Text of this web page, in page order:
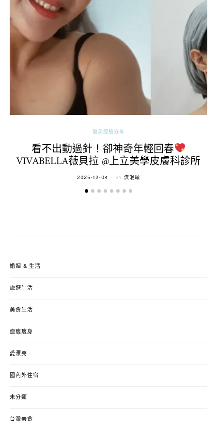
醫美經驗分享
看不出動過針！卻神奇年輕回春
VIVABELLA薇貝拉 @上立美學皮膚科診所
POSTED
2025-12-04 BY 流氓顆
婚姻 & 生活
旅遊生活
美食生活
瘦瘦瘦身
愛漂亮
國內外住宿
未分類
台灣美食